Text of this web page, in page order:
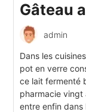
Gâteau
admin
Dans les
pot en verre
ce lait fermenté
pharmacie
entre enfin dans